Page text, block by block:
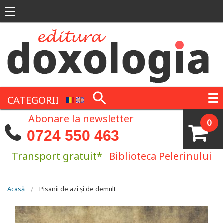
CATEGORII
0
Abonare la newsletter
0724 550 463
Transport gratuit* Biblioteca Pelerinului
Eşti aici
Acasă Pisanii de azi şi de demult